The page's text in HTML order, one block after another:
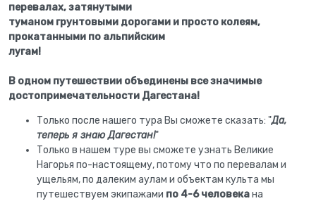
перевалах, затянутыми
туманом грунтовыми дорогами и просто колеям,
прокатанными по альпийским
лугам!
В одном путешествии объединены все значимые
достопримечательности Дагестана!
Только после нашего тура Вы сможете сказать: "Да,
теперь я знаю Дагестан!"
Только в нашем туре вы сможете узнать Великие
Нагорья по-настоящему, потому что по перевалам и
ущельям, по далеким аулам и объектам культа мы
путешествуем экипажами по 4-6 человекана